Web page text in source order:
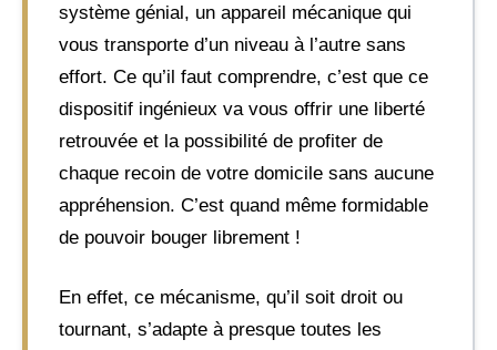
système génial, un appareil mécanique qui
vous transporte d’un niveau à l’autre sans
effort. Ce qu’il faut comprendre, c’est que ce
dispositif ingénieux va vous offrir une liberté
retrouvée et la possibilité de profiter de
chaque recoin de votre domicile sans aucune
appréhension. C’est quand même formidable
de pouvoir bouger librement !
En effet, ce mécanisme, qu’il soit droit ou
tournant, s’adapte à presque toutes les